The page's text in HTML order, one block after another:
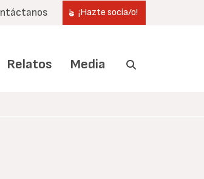
¡Hazte socia/o!
Relatos Media